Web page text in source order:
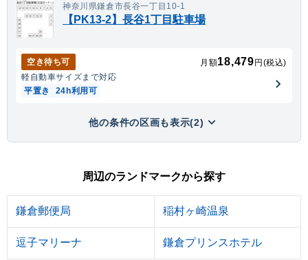
神奈川県鎌倉市長谷一丁目10-1
【PK13-2】長谷1丁目駐車場
空き待ち可 月額18,479 円(税込)
軽自動車サイズまで対応
平置き
24h利用可
他の条件の区画も表示(2)
周辺のランドマークから探す
鎌倉郵便局 稲村ヶ崎温泉
逗子マリーナ 鎌倉プリンスホテル